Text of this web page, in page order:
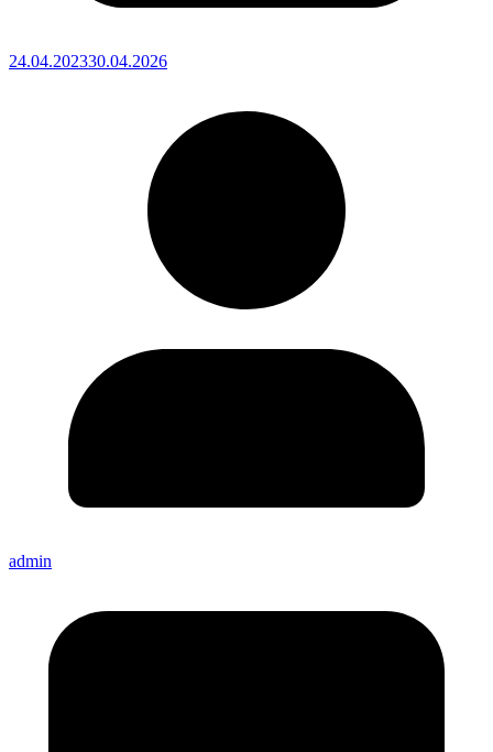
24.04.202330.04.2026
admin